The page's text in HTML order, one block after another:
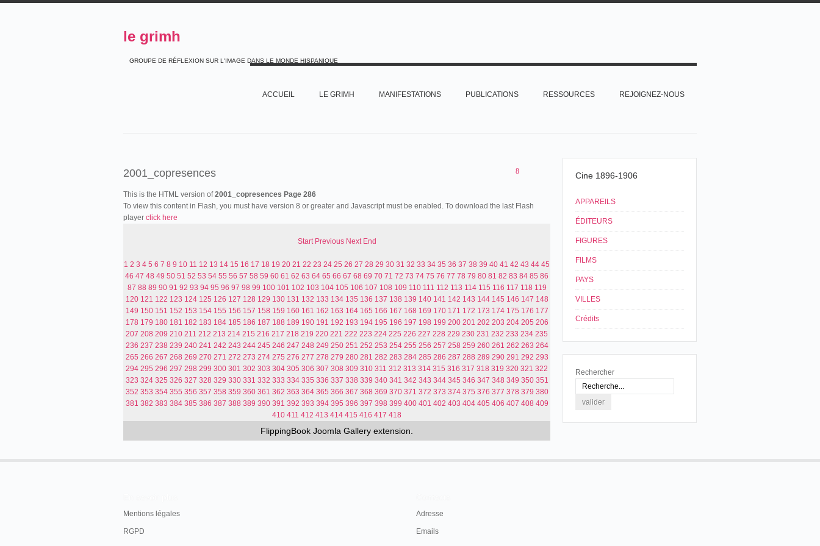
le grimh
GROUPE DE RÉFLEXION SUR L'IMAGE DANS LE MONDE HISPANIQUE
ACCUEIL LE GRIMH MANIFESTATIONS PUBLICATIONS RESSOURCES REJOIGNEZ-NOUS
2001_copresences
This is the HTML version of2001_copresences Page 286
To view this content in Flash, you must have version 8 or greater and Javascript must be enabled. To download the last Flash
player click here
Start Previous Next End
1 2 3 4 5 6 7 8 9 10 11 12 13 14 15 16 17 18 19 20 21 22 23 24 25 26 27 28 29 30 31 32 33 34 35 36 37 38 39 40 41 42 43 44 45
46 47 48 49 50 51 52 53 54 55 56 57 58 59 60 61 62 63 64 65 66 67 68 69 70 71 72 73 74 75 76 77 78 79 80 81 82 83 84 85 86
87 88 89 90 91 92 93 94 95 96 97 98 99 100 101 102 103 104 105 106 107 108 109 110 111 112 113 114 115 116 117 118 119
120 121 122 123 124 125 126 127 128 129 130 131 132 133 134 135 136 137 138 139 140 141 142 143 144 145 146 147 148
149 150 151 152 153 154 155 156 157 158 159 160 161 162 163 164 165 166 167 168 169 170 171 172 173 174 175 176 177
178 179 180 181 182 183 184 185 186 187 188 189 190 191 192 193 194 195 196 197 198 199 200 201 202 203 204 205 206
207 208 209 210 211 212 213 214 215 216 217 218 219 220 221 222 223 224 225 226 227 228 229 230 231 232 233 234 235
236 237 238 239 240 241 242 243 244 245 246 247 248 249 250 251 252 253 254 255 256 257 258 259 260 261 262 263 264
265 266 267 268 269 270 271 272 273 274 275 276 277 278 279 280 281 282 283 284 285 286 287 288 289 290 291 292 293
294 295 296 297 298 299 300 301 302 303 304 305 306 307 308 309 310 311 312 313 314 315 316 317 318 319 320 321 322
323 324 325 326 327 328 329 330 331 332 333 334 335 336 337 338 339 340 341 342 343 344 345 346 347 348 349 350 351
352 353 354 355 356 357 358 359 360 361 362 363 364 365 366 367 368 369 370 371 372 373 374 375 376 377 378 379 380
381 382 383 384 385 386 387 388 389 390 391 392 393 394 395 396 397 398 399 400 401 402 403 404 405 406 407 408 409
410 411 412 413 414 415 416 417 418
FlippingBook Joomla Gallery extension.
Cine 1896-1906
APPAREILS
ÉDITEURS
FIGURES
FILMS
PAYS
VILLES
Crédits
Rechercher
Mentions légales
RGPD
Adresse
Emails